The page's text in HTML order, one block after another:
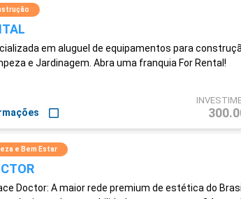
em aluguel de equipamentos para
e Jardinagem. Abra uma franquia For Rental!
e Bem Estar
Doctor: A maior rede premium de estética do